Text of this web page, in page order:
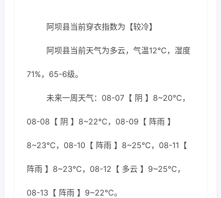
阿坝县当前穿衣指数为【较冷】
阿坝县当前天气为多云，气温12℃，湿度
71%，65-6级。
未来一周天气：08-07【 阴 】8~20℃，
08-08【 阴 】8~22℃，08-09【 阵雨 】
8~23℃，08-10【 阵雨 】8~25℃，08-11【
阵雨 】8~23℃，08-12【 多云 】9~25℃，
08-13【 阵雨 】9~22℃。